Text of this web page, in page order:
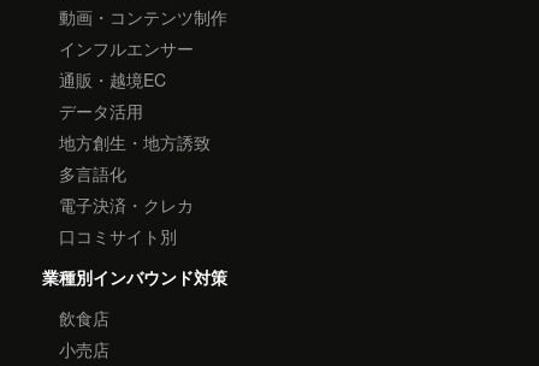
動画・コンテンツ制作
インフルエンサー
通販・越境EC
データ活用
地方創生・地方誘致
多言語化
電子決済・クレカ
口コミサイト別
業種別インバウンド対策
飲食店
小売店